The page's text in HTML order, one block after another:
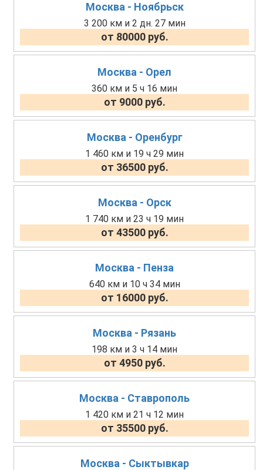
Москва - Ноябрьск
3 200 км и 2 дн. 27 мин
от 80000 руб.
Москва - Орел
360 км и 5 ч 16 мин
от 9000 руб.
Москва - Оренбург
1 460 км и 19 ч 29 мин
от 36500 руб.
Москва - Орск
1 740 км и 23 ч 19 мин
от 43500 руб.
Москва - Пенза
640 км и 10 ч 34 мин
от 16000 руб.
Москва - Рязань
198 км и 3 ч 14 мин
от 4950 руб.
Москва - Ставрополь
1 420 км и 21 ч 12 мин
от 35500 руб.
Москва - Сыктывкар